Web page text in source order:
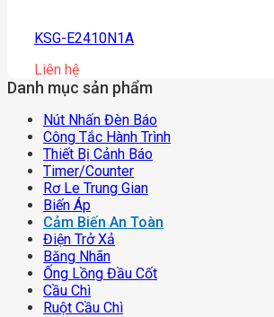
KSG-E2410N1A
Liên hệ
Danh mục sản phẩm
Nút Nhấn Đèn Báo
Công Tắc Hành Trình
Thiết Bị Cảnh Báo
Timer/counter
Rơ Le Trung Gian
Biến Áp
Cảm Biến An Toàn
Điện Trở Xả
Băng Nhãn
Ống Lồng Đầu Cốt
Cầu Chì
Ruột Cầu Chì